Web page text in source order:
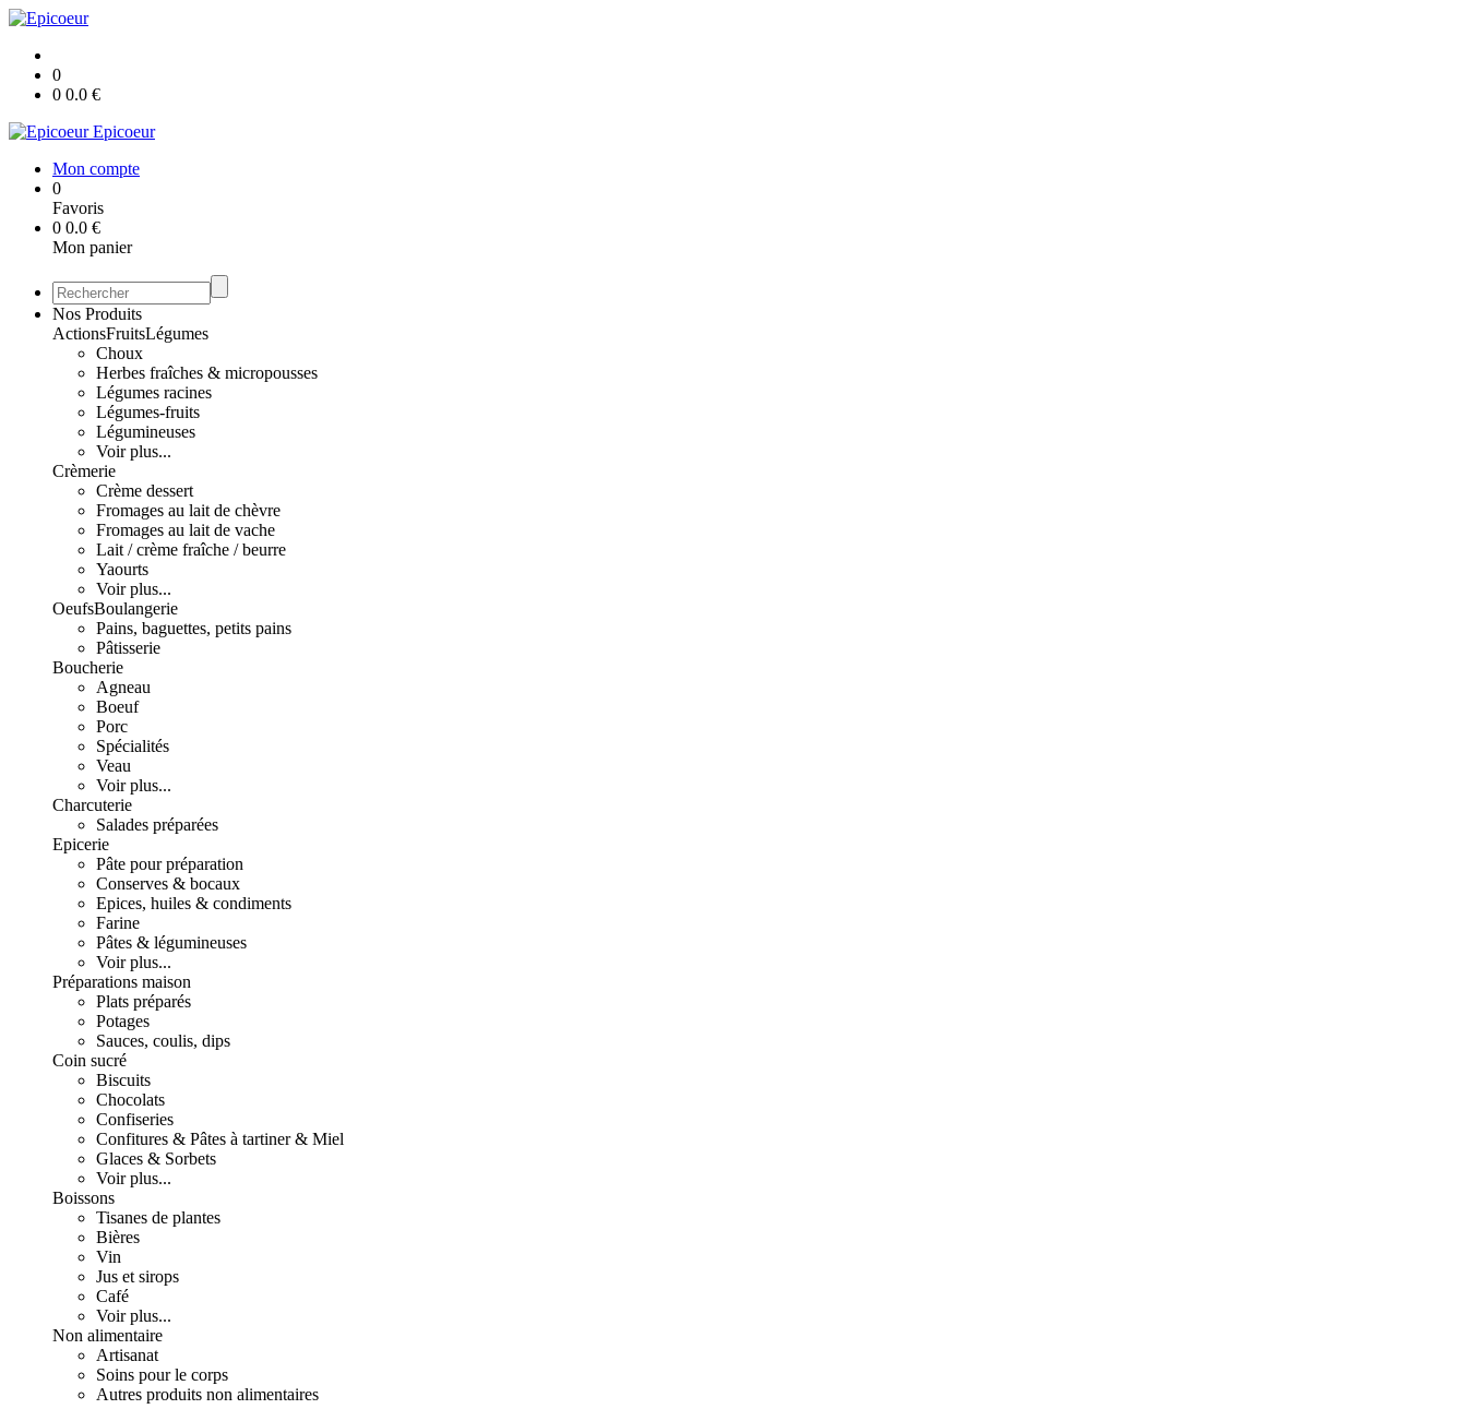
0
0 0.0 €
Epicoeur
Mon compte
0
Favoris
0 0.0 €
Mon panier
Nos Produits
ActionsFruitsLégumes
Choux
Herbes fraîches & micropousses
Légumes racines
Légumes-fruits
Légumineuses
Voir plus...
Crèmerie
Crème dessert
Fromages au lait de chèvre
Fromages au lait de vache
Lait / crème fraîche / beurre
Yaourts
Voir plus...
OeufsBoulangerie
Pains, baguettes, petits pains
Pâtisserie
Boucherie
Agneau
Boeuf
Porc
Spécialités
Veau
Voir plus...
Charcuterie
Salades préparées
Epicerie
Pâte pour préparation
Conserves & bocaux
Epices, huiles & condiments
Farine
Pâtes & légumineuses
Voir plus...
Préparations maison
Plats préparés
Potages
Sauces, coulis, dips
Coin sucré
Biscuits
Chocolats
Confiseries
Confitures & Pâtes à tartiner & Miel
Glaces & Sorbets
Voir plus...
Boissons
Tisanes de plantes
Bières
Vin
Jus et sirops
Café
Voir plus...
Non alimentaire
Artisanat
Soins pour le corps
Autres produits non alimentaires